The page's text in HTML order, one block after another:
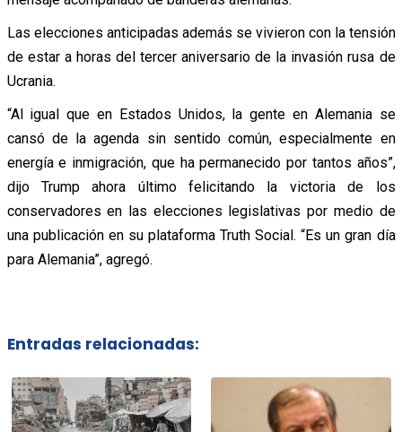
Las elecciones anticipadas además se vivieron con la tensión
de estar a horas del tercer aniversario de la invasión rusa de
Ucrania.
“Al igual que en Estados Unidos, la gente en Alemania se
cansó de la agenda sin sentido común, especialmente en
energía e inmigración, que ha permanecido por tantos años”,
dijo Trump ahora último felicitando la victoria de los
conservadores en las elecciones legislativas por medio de
una publicación en su plataforma Truth Social. “Es un gran día
para Alemania”, agregó.
Entradas relacionadas: